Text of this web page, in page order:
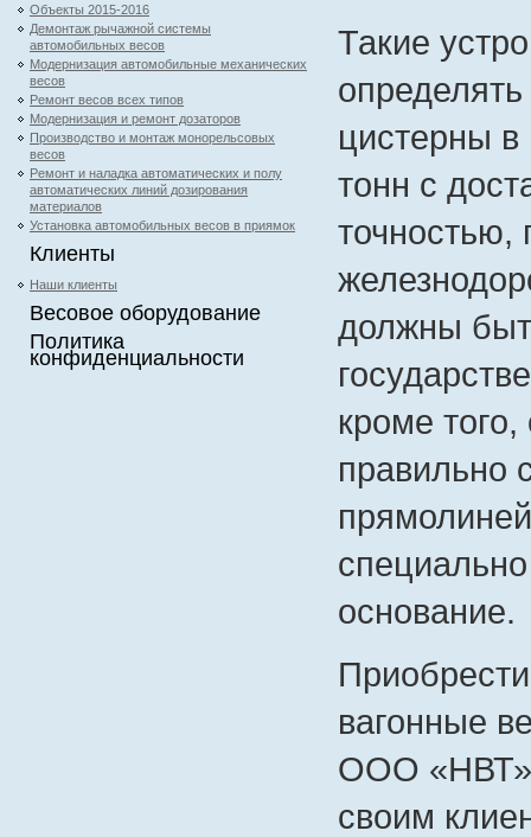
Такие
цистерны в
тонн с
точностью,
должны
кроме
правильно
основание.
вагонные
ООО «НВТ»,
своим
Объекты 2015-2016
Демонтаж рычажной системы
автомобильных весов
Модернизация автомобильные механических
весов
Ремонт весов всех типов
Модернизация и ремонт дозаторов
Производство и монтаж монорельсовых
весов
Ремонт и наладка автоматических и полу
автоматических линий дозирования
материалов
Установка автомобильных весов в приямок
Клиенты
Наши клиенты
Весовое оборудование
Политика
конфиденциальности